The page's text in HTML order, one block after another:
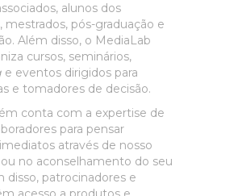
alunos dos
mestrados, pós-graduação e
Além disso, o MediaLab
cursos, seminários,
e eventos dirigidos para
e tomadores de decisão.
conta com a expertise de
para pensar
através de nosso
ou no aconselhamento do seu
disso, patrocinadores e